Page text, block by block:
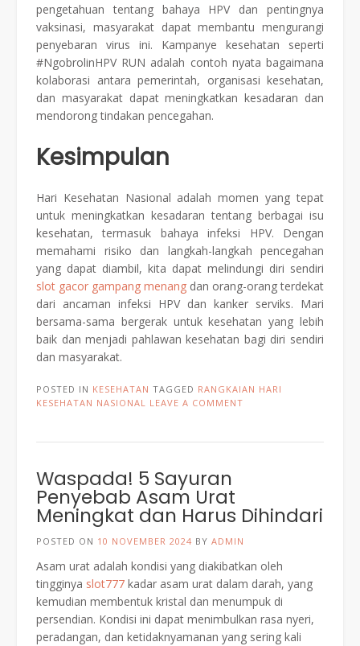
pengetahuan tentang bahaya HPV dan pentingnya
vaksinasi, masyarakat dapat membantu mengurangi
penyebaran virus ini. Kampanye kesehatan seperti
#NgobrolinHPV RUN adalah contoh nyata bagaimana
kolaborasi antara pemerintah, organisasi kesehatan,
dan masyarakat dapat meningkatkan kesadaran dan
mendorong tindakan pencegahan.
Kesimpulan
Hari Kesehatan Nasional adalah momen yang tepat
untuk meningkatkan kesadaran tentang berbagai isu
kesehatan, termasuk bahaya infeksi HPV. Dengan
memahami risiko dan langkah-langkah pencegahan
yang dapat diambil, kita dapat melindungi diri sendiri
slot gacor gampang menang dan orang-orang terdekat
dari ancaman infeksi HPV dan kanker serviks. Mari
bersama-sama bergerak untuk kesehatan yang lebih
baik dan menjadi pahlawan kesehatan bagi diri sendiri
dan masyarakat.
POSTED IN KESEHATAN TAGGED RANGKAIAN HARI
KESEHATAN NASIONAL LEAVE A COMMENT
Waspada! 5 Sayuran
Penyebab Asam Urat
Meningkat dan Harus Dihindari
POSTED ON 10 NOVEMBER 2024 BY ADMIN
Asam urat adalah kondisi yang diakibatkan oleh
tingginya slot777 kadar asam urat dalam darah, yang
kemudian membentuk kristal dan menumpuk di
persendian. Kondisi ini dapat menimbulkan rasa nyeri,
peradangan, dan ketidaknyamanan yang sering kali